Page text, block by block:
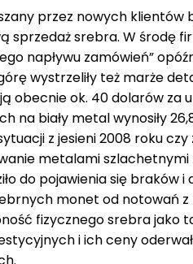
przez nowych klientów
sprzedaż srebra. W środę
napływu zamówień”
wystrzeliły też marże
obecnie ok. 40 dolarów
na biały metal wynosiły
z jesieni 2008 roku czy
metalami
do pojawienia się braków
monet od notowań
fizycznego srebra jako
i ich ceny